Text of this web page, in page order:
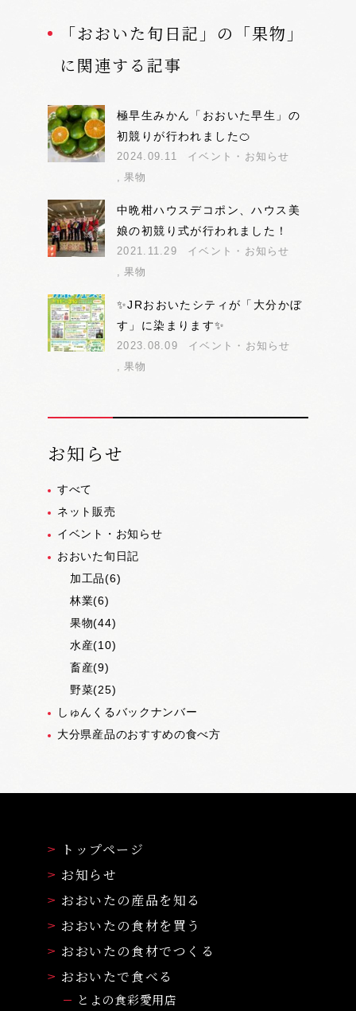
「おおいた旬日記」の「果物」
に関連する記事
極早生みかん「おおいた早生」の
初競りが行われました🍊
2024.09.11
イベント・お知らせ
果物
中晩柑ハウスデコポン、ハウス美
娘の初競り式が行われました！
2021.11.29
イベント・お知らせ
果物
✨JRおおいたシティが「大分かぼ
す」に染まります✨
2023.08.09
イベント・お知らせ
果物
お知らせ
すべて
ネット販売
イベント・お知らせ
おおいた旬日記
加工品(6)
林業(6)
果物(44)
水産(10)
畜産(9)
野菜(25)
しゅんくるバックナンバー
大分県産品のおすすめの食べ方
トップページ
お知らせ
おおいたの産品を知る
おおいたの食材を買う
おおいたの食材でつくる
おおいたで食べる
とよの食彩愛用店